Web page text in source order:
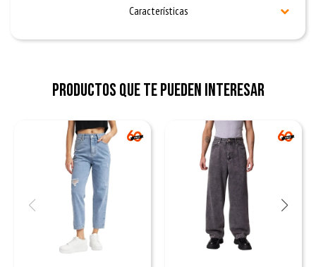
Características
Productos que te pueden interesar